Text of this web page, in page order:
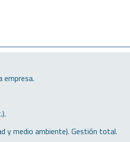
empresa.
y medio ambiente). Gestión total.